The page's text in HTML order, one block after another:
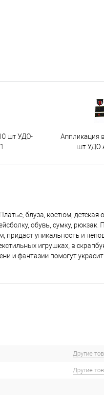
шт УДО-
Аппликация
шт
блуза, костюм, детская
обувь, сумку, рюкзак.
придаст уникальность и
игрушках, в
и фантазии помогут
Другие
Другие